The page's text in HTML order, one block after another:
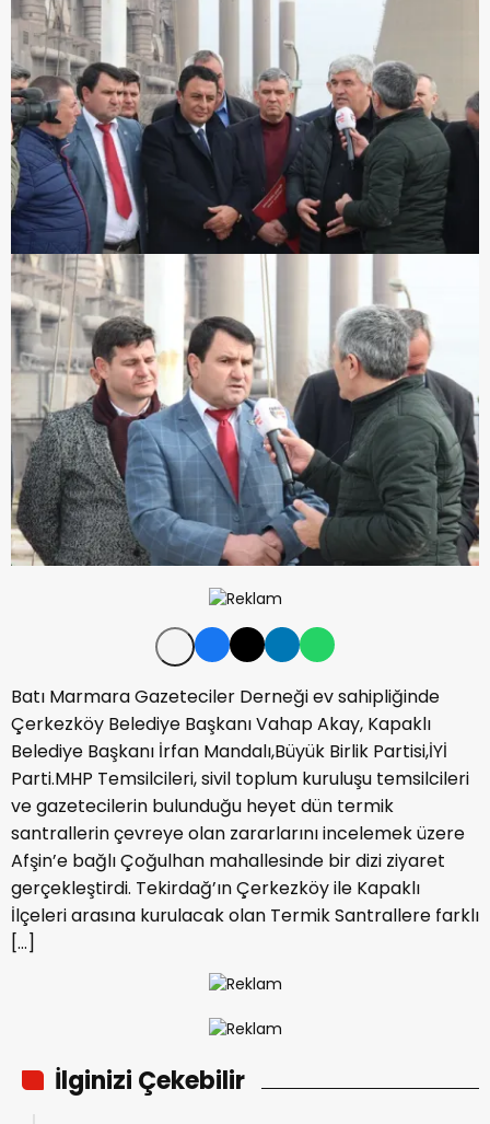
Batı Marmara Gazeteciler Derneği ev sahipliğinde
Çerkezköy Belediye Başkanı Vahap Akay, Kapaklı
Belediye Başkanı İrfan Mandalı,Büyük Birlik Partisi,İYİ
Parti.MHP Temsilcileri, sivil toplum kuruluşu temsilcileri
ve gazetecilerin bulunduğu heyet dün termik
santrallerin çevreye olan zararlarını incelemek üzere
Afşin’e bağlı Çoğulhan mahallesinde bir dizi ziyaret
gerçekleştirdi. Tekirdağ’ın Çerkezköy ile Kapaklı
İlçeleri arasına kurulacak olan Termik Santrallere farklı
[…]
İlginizi Çekebilir